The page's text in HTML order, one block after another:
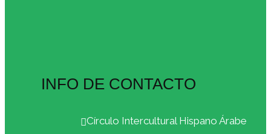
INFO DE CONTACTO
Círculo Intercultural Hispano Árabe